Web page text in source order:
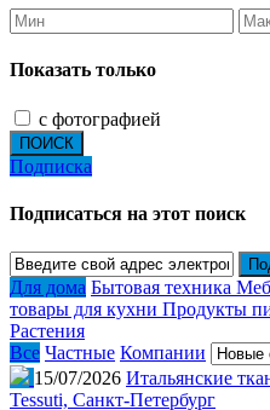
Показать только
с фотографией
ПОИСК
Подписка
Подписаться на этот поиск
Для дома Бытовая техника
товары для кухни Продукты
Растения
Все Частные Компании
15/07/2026 Итальянские
Tessuti, Санкт-Петербург